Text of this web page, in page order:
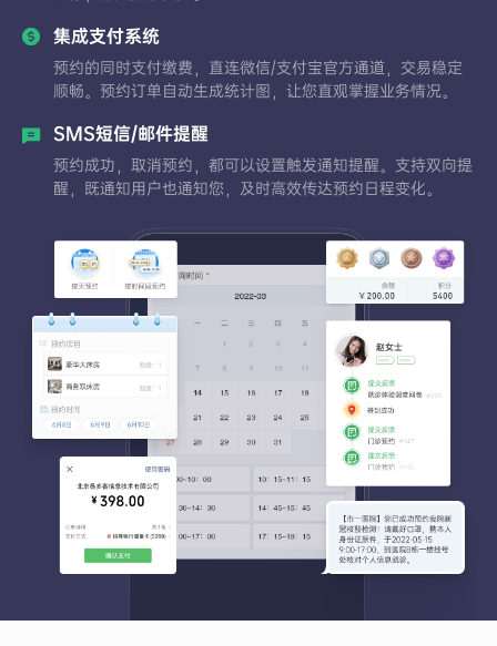
集成支付系统
预约的同时支付缴费，直连微信/支付宝官方通道，交易稳定
顺畅。预约订单自动生成统计图，让您直观掌握业务情况。
SMS短信/邮件提醒
预约成功，取消预约，都可以设置触发通知提醒。支持双向提
醒，既通知用户也通知您，及时高效传达预约日程变化。